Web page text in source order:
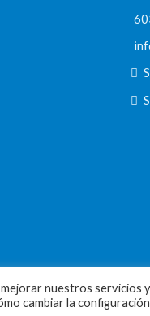
WEBHARRY SOUL
nuestros servicios
cambiar la